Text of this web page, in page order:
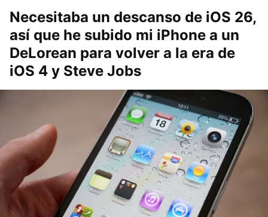
Necesitaba un descanso de iOS 26,
así que he subido mi iPhone a un
DeLorean para volver a la era de
iOS 4 y Steve Jobs